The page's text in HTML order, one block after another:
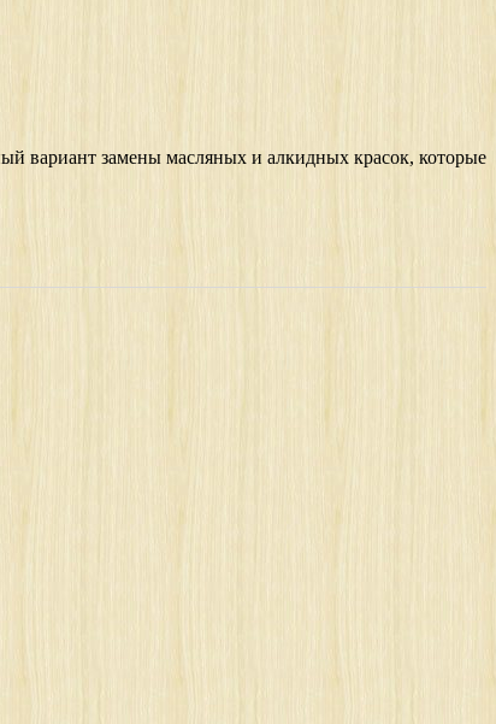
вариант замены масляных и алкидных красок, которые